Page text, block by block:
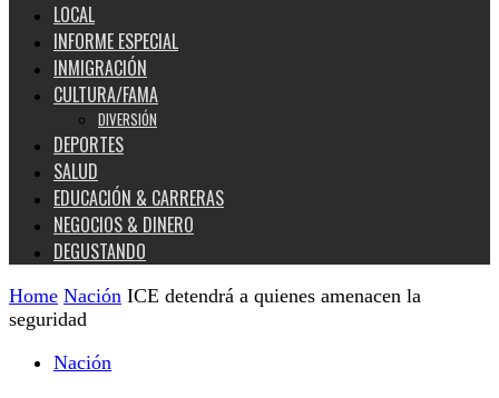
LOCAL
INFORME ESPECIAL
INMIGRACIÓN
CULTURA/FAMA
DIVERSIÓN
DEPORTES
SALUD
EDUCACIÓN & CARRERAS
NEGOCIOS & DINERO
DEGUSTANDO
Home Nación ICE detendrá a quienes amenacen la
seguridad
Nación